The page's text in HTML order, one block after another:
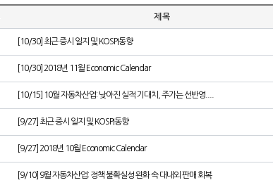
제 목
[10/30] 최근 증시 일지 및 KOSPI동향
[10/30] 2018년 11월 Economic Calendar
[10/15] 10월 자동차산업: 낮아진 실적 기대치, 주가는 선반영....
[9/27] 최근 증시 일지 및 KOSPI동향
[9/27] 2018년 10월 Economic Calendar
[9/10] 9월 자동차산업: 정책 불확실성 완화 속 대내외 판매 회복